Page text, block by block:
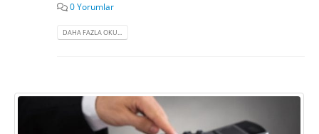
0 Yorumlar
DAHA FAZLA OKU...